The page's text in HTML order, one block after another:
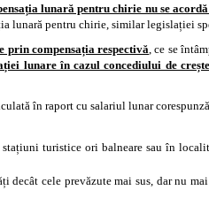
lunară pentru chirie nu se
lunară pentru chirie, similar legislației
prin compensația respectivă, ce se
lunare în cazul concediului de
în raport cu salariul lunar
turistice ori balneare sau în
cele prevăzute mai sus, dar nu